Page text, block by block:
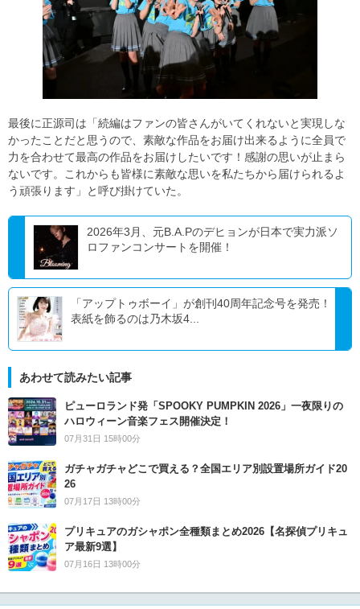
最後に正源司は「続編はファンの皆さんがいてくれないと実現しな
かったことだと思うので、素敵な作品をお届け出来るように全員で
力を合わせて最高の作品をお届けしたいです！感謝の思いが止まら
ないです。これからも皆様に素敵な思いを私たちから届けられるよ
う頑張ります」と呼び掛けていた。
2026年3月、元B.A.Pのデヒョンが日本で実力派ソ
ロファンコンサートを開催！
「アップトゥボーイ」が創刊40周年記念号を発売！
表紙を飾るのは乃木坂4...
あわせて読みたい記事
ピューロランド発「SPOOKY PUMPKIN 2026」一夜限りの
ハロウィーン音楽フェス開催決定！
07月31日 15時00分
ガチャガチャどこで買える？全国エリア別設置場所ガイド20
26
07月17日 13時00分
プリキュアのガシャポン全種類まとめ2026【名探偵プリキュ
ア最新9選】
07月16日 13時00分